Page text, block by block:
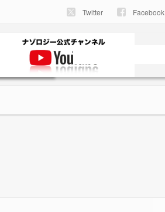
Twitter Facebook